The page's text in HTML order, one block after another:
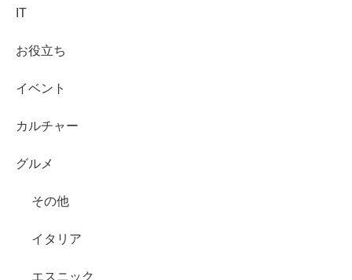
IT
お役立ち
イベント
カルチャー
グルメ
その他
イタリア
エスニック